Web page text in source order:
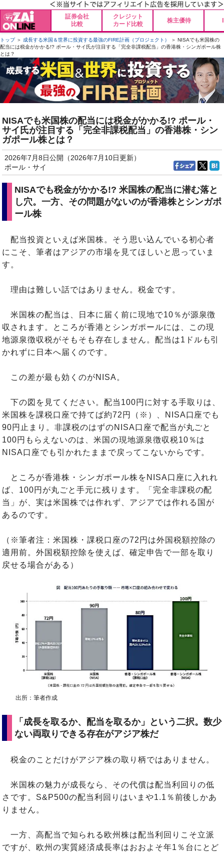
証券会社
比較
クレジット
カード比較
株主優待
トップ＞ 成長する米国＆世界に投資する最強のFIRE計画（プロジェクト）
＞ NISAでも米国株の
配当には税金がかかる!? ポール・サイ氏が注目する「完全非課税配当」の香港株・シンガポール株
とは？
NISAでも米国株の配当には税金がかかる!? ポール・
サイ氏が注目する「完全非課税配当」の香港株・シン
ガポール株とは？
2026年7月8日公開（2026年7月10日更新）
ポール・サイ
NISAでも税金がかかる!? 米国株の配当に潜む落と
し穴。一方、その問題がないのが香港株とシンガポ
ール株
配当投資といえば米国株。そう思い込んでいる初心者
にこそ、筆者はアジアの市場を見てほしいと思っていま
す。
理由は難しい話ではありません。税金です。
米国株の配当は、日本に届く前に現地で10％が源泉徴
収されます。ところが香港とシンガポールには、この現
地源泉徴収税がそもそも存在しません。配当は1ドルも引
かれずに日本へ届くのです。
この差が最も効くのがNISA。
下の図を見てください。配当100円に対する手取りは、
米国株を課税口座で持てば約72円（※）、NISA口座でも
90円止まり。非課税のはずのNISA口座で配当が丸ごと
100円もらえないのは、米国の現地源泉徴収税10％は
NISA口座でも引かれたままで戻ってこないからです。
ところが香港株・シンガポール株をNISA口座に入れれ
ば、100円が丸ごと手元に残ります。「完全非課税の配
当」が、実は米国株では作れず、アジアでは作れる国が
あるのです。
（※筆者注：米国株・課税口座の72円は外国税額控除の
適用前。外国税額控除を使えば、確定申告で一部を取り
戻せる場合がある）
出所：筆者作成
「成長を取るか、配当を取るか」という二択。数少
ない両取りできる存在がアジア株だ
税金のことだけがアジア株の取り柄ではありません。
米国株の魅力が成長なら、その代償は配当利回りの低
さです。S&P500の配当利回りはいまや1.1％前後しかあ
りません。
一方、高配当で知られる欧州株は配当利回りこそ立派
ですが、欧州の実質経済成長率はおおよそ年1％台にとど